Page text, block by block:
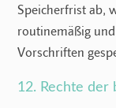
Speicherfrist ab,
routinemäßig
Vorschriften
12. Rechte der